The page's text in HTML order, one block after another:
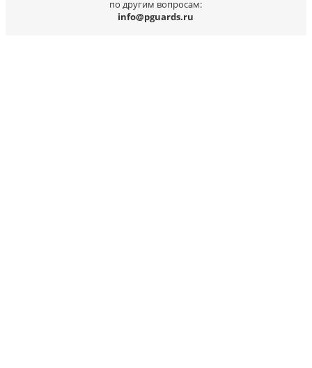
по другим вопросам:
info@pguards.ru